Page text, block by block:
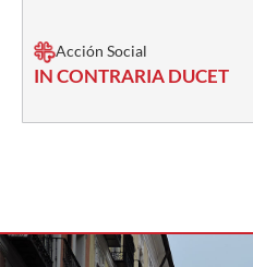
Acción Social
IN CONTRARIA DUCET